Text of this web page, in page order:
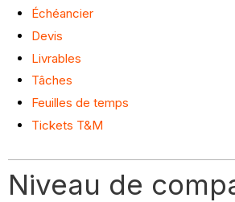
Échéancier
Devis
Livrables
Tâches
Feuilles de temps
Tickets T&M
Niveau de